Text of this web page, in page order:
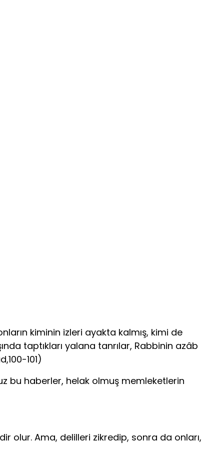
kiminin izleri ayakta kalmış, kimi de
taptıkları yalana tanrılar, Rabbinin azâb
101)
bu haberler, helak olmuş memleketlerin
olur. Ama, delilleri zikredip, sonra da onları,